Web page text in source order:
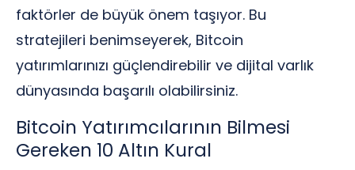
faktörler de büyük önem taşıyor. Bu
stratejileri benimseyerek, Bitcoin
yatırımlarınızı güçlendirebilir ve dijital varlık
dünyasında başarılı olabilirsiniz.
Bitcoin Yatırımcılarının Bilmesi
Gereken 10 Altın Kural